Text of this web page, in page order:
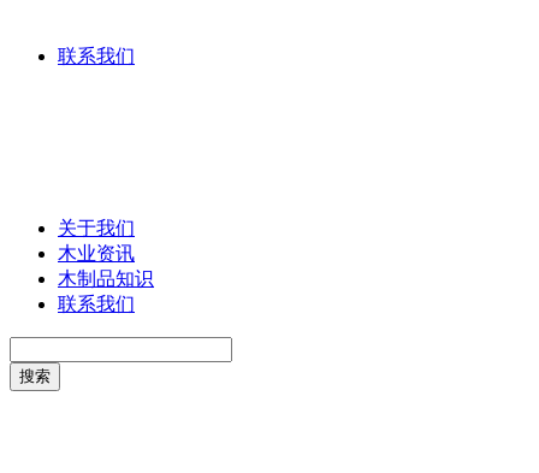
联系我们
关于我们
木业资讯
木制品知识
联系我们